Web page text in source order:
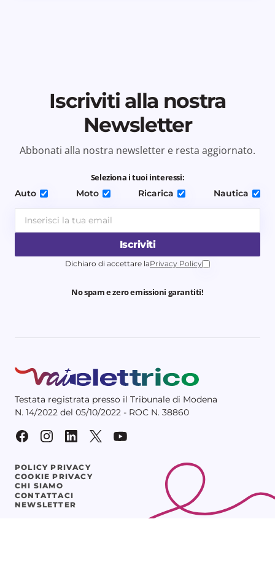
Iscriviti alla nostra
Newsletter
Abbonati alla nostra newsletter e resta aggiornato.
Seleziona i tuoi interessi:
Auto
Moto Ricarica Nautica
Iscriviti
Dichiaro di accettare laPrivacy Policy
No spam e zero emissioni garantiti!
Testata registrata presso il Tribunale di Modena
N. 14/2022 del 05/10/2022 - ROC N. 38860
POLICY PRIVACY
COOKIE PRIVACY
CHI SIAMO
CONTATTACI
NEWSLETTER